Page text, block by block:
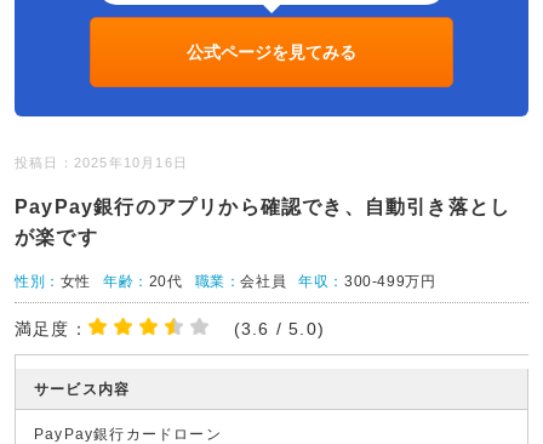
公式ページを見てみる
投稿日：2025年10月16日
PayPay銀行のアプリから確認でき、自動引き落とし
が楽です
性別： 女性 年齢： 20代 職業：会社員 年収：300-499万円
満足度： (3.6 / 5.0)
サービス内容
PayPay銀行カードローン